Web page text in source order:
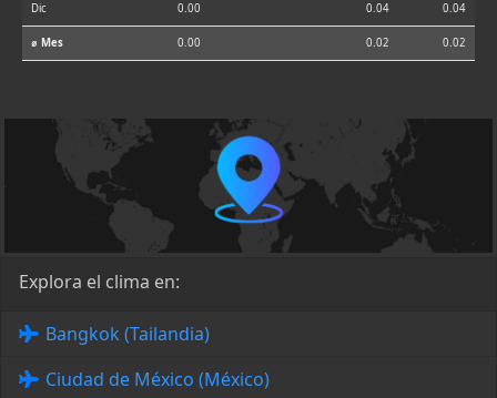
Dic 0.00 0.04 0.04
⌀ Mes 0.00 0.02 0.02
Explora el clima en:
Bangkok (Tailandia)
Ciudad de México (México)